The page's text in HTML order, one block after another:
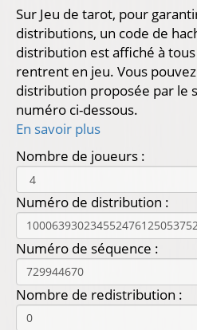
Sur Jeu de tarot, pour
distributions, un code de
distribution est affiché à
rentrent en jeu. Vous
distribution proposée par le
numéro ci-dessous.
En savoir plus
Nombre de joueurs :
Numéro de distribution :
Numéro de séquence :
Nombre de redistribution :